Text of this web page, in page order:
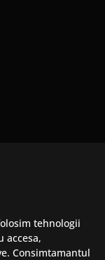
tehnologii
accesa,
Consimtamantul